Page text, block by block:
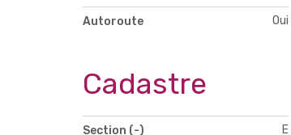
Autoroute Oui
Cadastre
Section (-) E